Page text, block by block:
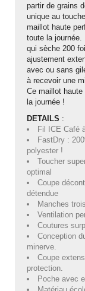
partir de grains
unique au
maillot haute
toute la journée.
qui sèche 200
ajustement
avec ou sans
à recevoir une
Ce maillot
la journée !
DETAILS :
Fil ICE Café
FastDry :
polyester !
Toucher
optimal
Coupe
détendue
Manches
Ventilation
Coutures
Conception
minerve.
Coupe
protection.
Poche avec
Matériau
Jean-Marc
J'ai acheté un
Garde en
de mon achat.
à plusieurs
modèle. J'ai
techniques sur
passages en
le cadre de la
compliquée,
prévu et d'un
mon dossier.
L'équipe de
définitivement
les difficultés
qu'ils aient
qu'ils aient tout
parfaitement